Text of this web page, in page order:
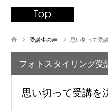
受講生の声 思い切って受
フォトスタイリング受
思い切って受講を